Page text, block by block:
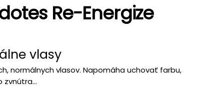
Re-Energize
vlasy
normálnych vlasov. Napomáha uchovať farbu,
zvnútra...